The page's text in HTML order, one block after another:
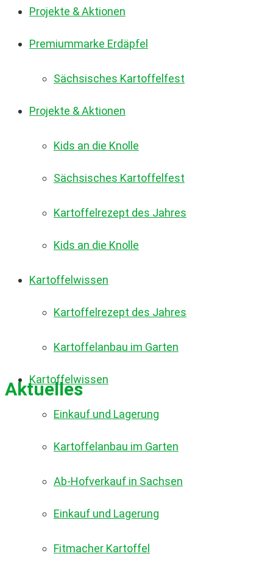
Projekte & Aktionen
Sächsisches Kartoffelfest
Kids an die Knolle
Kartoffelrezept des Jahres
Kartoffelwissen
Kartoffelanbau im Garten
Einkauf und Lagerung
Ab-Hofverkauf in Sachsen
Fitmacher Kartoffel
Premiummarke Erdäpfel
Projekte & Aktionen
Sächsisches Kartoffelfest
Kids an die Knolle
Kartoffelrezept des Jahres
Kartoffelwissen
Kartoffelanbau im Garten
Einkauf und Lagerung
Aktuelles